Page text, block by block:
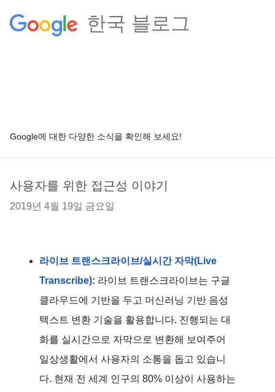
한국 블로그
Google에 대한 다양한 소식을 확인해 보세요!
사용자를 위한 접근성 이야기
2019년 4월 19일 금요일
라이브 트랜스크라이브/실시간 자막(Live
Transcribe): 라이브 트랜스크라이브는 구글
클라우드에 기반을 두고 머신러닝 기반 음성
텍스트 변환 기술을 활용합니다. 진행되는 대
화를 실시간으로 자막으로 변환해 보여주어
일상생활에서 사용자의 소통을 돕고 있습니
다. 현재 전 세계 인구의 80% 이상이 사용하는